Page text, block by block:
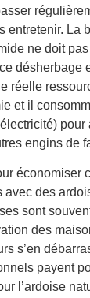
entretenir. La
ne doit
désherbage
réelle
et il
engins de
économiser
avec des
sont
des
s’en
payent
l’ardoise